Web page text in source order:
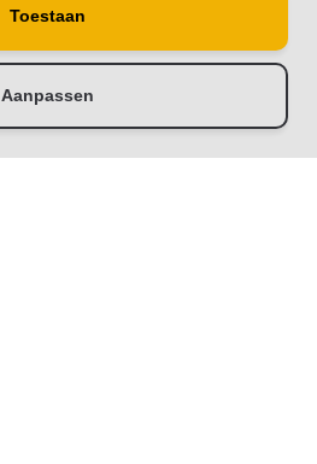
Toestaan
Aanpassen